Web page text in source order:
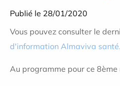
Publié le 28/01/2020
Vous pouvez consulter le
d'information Almaviva santé.
Au programme pour ce 8ème